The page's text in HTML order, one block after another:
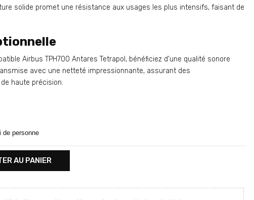
solide promet une résistance aux usages les plus intensifs, faisant de
Airbus TPH700 Antares Tetrapol, bénéficiez d'une qualité sonore
avec une netteté impressionnante, assurant des
haute précision.
de personne
AU PANIER